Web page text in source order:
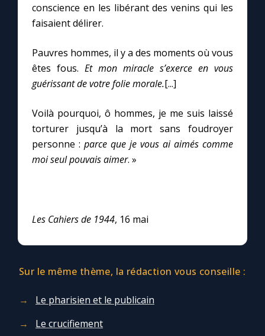
conscience en les libérant des venins qui les
faisaient délirer.
Pauvres hommes, il y a des moments où vous
êtes fous. Et mon miracle s’exerce en vous
guérissant de votre folie morale.[...]
Voilà pourquoi, ô hommes, je me suis laissé
torturer jusqu’à la mort sans foudroyer
personne : parce que je vous ai aimés comme
moi seul pouvais aimer. »
Les Cahiers de 1944, 16 mai
Sur le même thème, la rédaction vous conseille :
Le pharisien et le publicain
Le crucifiement